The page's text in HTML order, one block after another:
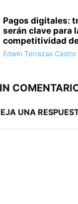
Pagos digitales:
serán clave para
competitividad
Edwin Terrazas Castro
UNA